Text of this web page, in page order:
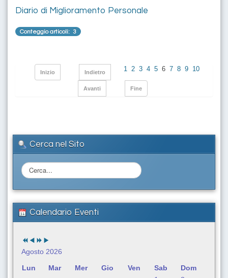
Diario di Miglioramento Personale
Conteggio articoli: 3
Inizio Indietro 1 2 3 4 5 6 7 8 9 10
Avanti Fine
Cerca nel Sito
C
e
a
.
Calendario Eventi
Agosto 2026
Lun
Mar Mer Gio Ven Sab
Dom